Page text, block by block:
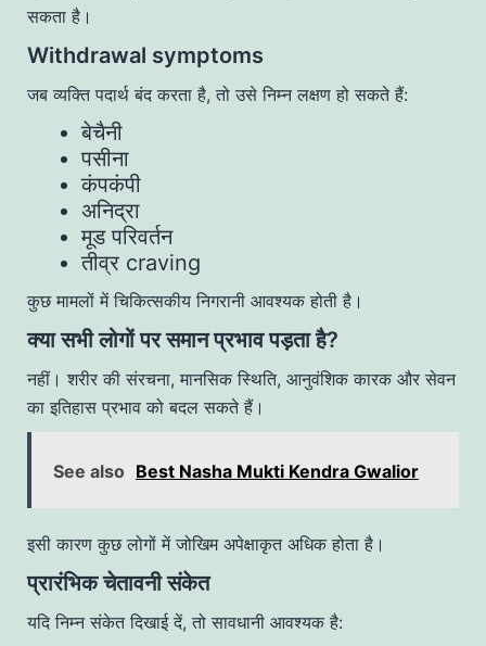
सकता है।
Withdrawal symptoms
जब व्यक्ति पदार्थ बंद करता है, तो उसे निम्न लक्षण हो सकते हैं:
बेचैनी
पसीना
कंपकंपी
अनिद्रा
मूड परिवर्तन
तीव्र craving
कुछ मामलों में चिकित्सकीय निगरानी आवश्यक होती है।
क्या सभी लोगों पर समान प्रभाव पड़ता है?
नहीं। शरीर की संरचना, मानसिक स्थिति, आनुवंशिक कारक और सेवन
का इतिहास प्रभाव को बदल सकते हैं।
See also Best Nasha Mukti Kendra Gwalior
इसी कारण कुछ लोगों में जोखिम अपेक्षाकृत अधिक होता है।
प्रारंभिक चेतावनी संकेत
यदि निम्न संकेत दिखाई दें, तो सावधानी आवश्यक है: